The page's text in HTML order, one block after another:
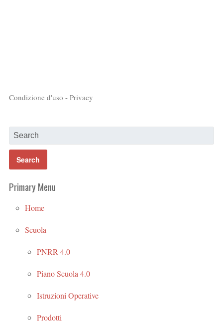
Condizione d'uso - Privacy
Primary Menu
Home
Scuola
PNRR 4.0
Piano Scuola 4.0
Istruzioni Operative
Prodotti